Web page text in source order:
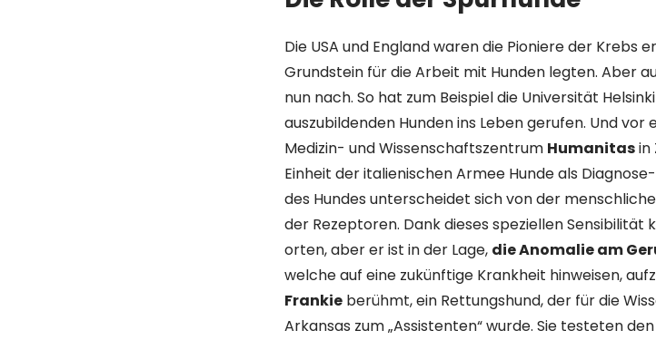
Die USA und England waren die Pioniere der Krebs
Grundstein für die Arbeit mit Hunden legten. Aber
nun nach. So hat zum Beispiel die Universität Helsinki
auszubildenden Hunden ins Leben gerufen. Und
Medizin- und Wissenschaftszentrum Humanitasin
Einheit der italienischen Armee Hunde als
des Hundes unterscheidet sich von der
der Rezeptoren. Dank dieses speziellen Sensibilität
orten, aber er ist in der Lage, die Anomalie am
welche auf eine zukünftige Krankheit hinweisen,
Frankie berühmt, ein Rettungshund, der für die
Arkansas zum „Assistenten“ wurde. Sie testeten